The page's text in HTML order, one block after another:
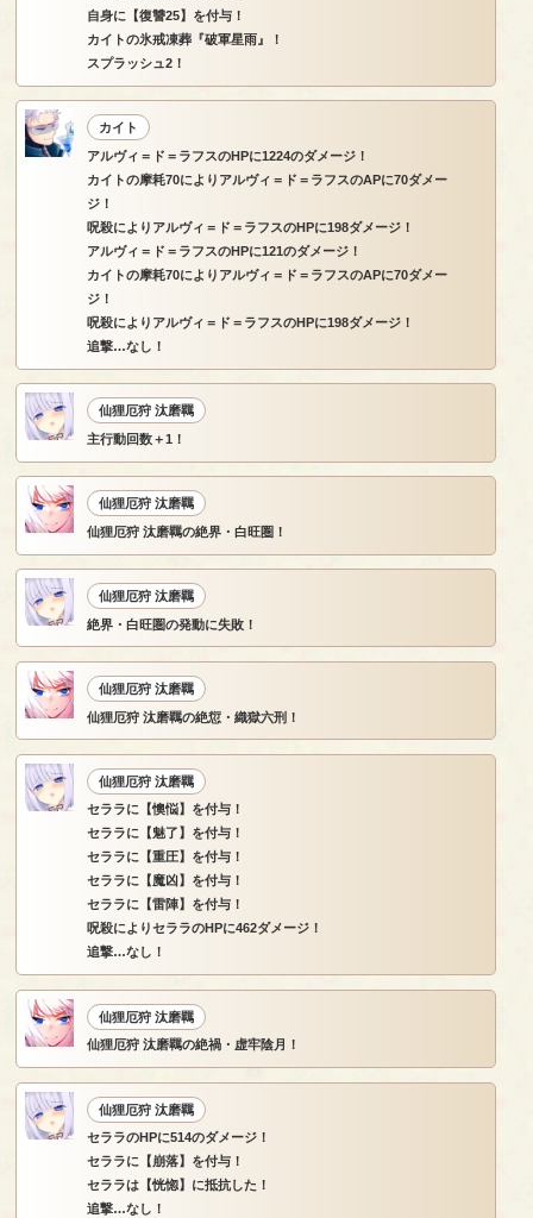
自身に【復讐25】を付与！
カイトの氷戒凍葬『破軍星雨』！
スプラッシュ2！
カイト
アルヴィ＝ド＝ラフスのHPに1224のダメージ！
カイトの摩耗70によりアルヴィ＝ド＝ラフスのAPに70ダメー
ジ！
呪殺によりアルヴィ＝ド＝ラフスのHPに198ダメージ！
アルヴィ＝ド＝ラフスのHPに121のダメージ！
カイトの摩耗70によりアルヴィ＝ド＝ラフスのAPに70ダメー
ジ！
呪殺によりアルヴィ＝ド＝ラフスのHPに198ダメージ！
追撃…なし！
仙狸厄狩 汰磨羈
主行動回数＋1！
仙狸厄狩 汰磨羈
仙狸厄狩 汰磨羈の絶界・白旺圏！
仙狸厄狩 汰磨羈
絶界・白旺圏の発動に失敗！
仙狸厄狩 汰磨羈
仙狸厄狩 汰磨羈の絶愆・織獄六刑！
仙狸厄狩 汰磨羈
セララに【懊悩】を付与！
セララに【魅了】を付与！
セララに【重圧】を付与！
セララに【魔凶】を付与！
セララに【雷陣】を付与！
呪殺によりセララのHPに462ダメージ！
追撃…なし！
仙狸厄狩 汰磨羈
仙狸厄狩 汰磨羈の絶禍・虚牢陰月！
仙狸厄狩 汰磨羈
セララのHPに514のダメージ！
セララに【崩落】を付与！
セララは【恍惚】に抵抗した！
追撃…なし！